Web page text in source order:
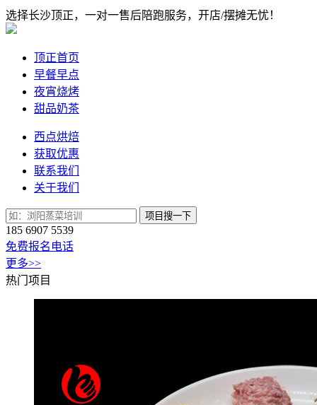
选择长沙顶正，一对一售后陪跑服务，开店/摆摊无忧！
顶正首页
早餐早点
夜宵烧烤
甜品奶茶
西点烘焙
获取优惠
联系我们
关于我们
项目搜一下
185 6907 5539
免费报名电话
更多>>
热门项目